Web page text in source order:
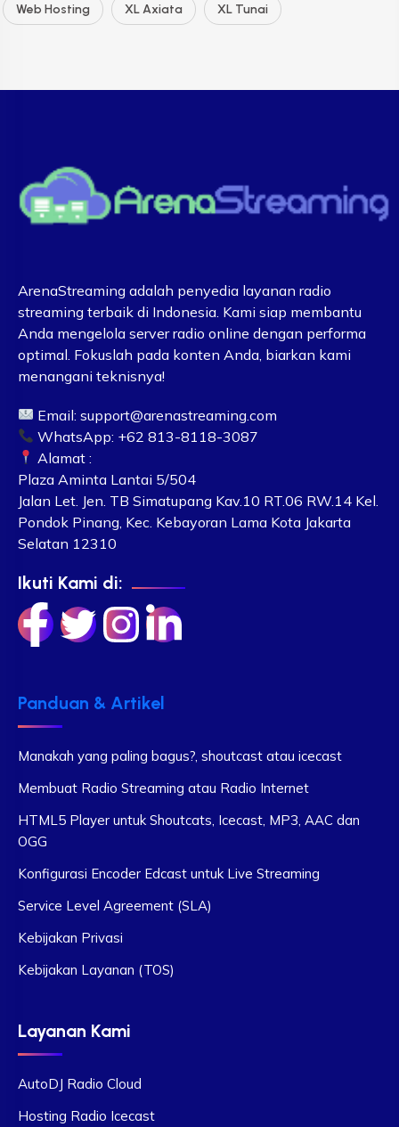
Web Hosting XL Axiata XL Tunai
ArenaStreaming adalah penyedia layanan radio
streaming terbaik di Indonesia. Kami siap membantu
Anda mengelola server radio online dengan performa
optimal. Fokuslah pada konten Anda, biarkan kami
menangani teknisnya!
Email:support@arenastreaming.com
WhatsApp: +62 813-8118-3087
Alamat :
Plaza Aminta Lantai 5/504
Jalan Let. Jen. TB Simatupang Kav.10 RT.06 RW.14 Kel.
Pondok Pinang, Kec. Kebayoran Lama Kota Jakarta
Selatan 12310
Ikuti Kami di:
Panduan & Artikel
Manakah yang paling bagus?, shoutcast atau icecast
Membuat Radio Streaming atau Radio Internet
HTML5 Player untuk Shoutcats, Icecast, MP3, AAC dan
OGG
Konfigurasi Encoder Edcast untuk Live Streaming
Service Level Agreement (SLA)
Kebijakan Privasi
Kebijakan Layanan (TOS)
Layanan Kami
AutoDJ Radio Cloud
Hosting Radio Icecast